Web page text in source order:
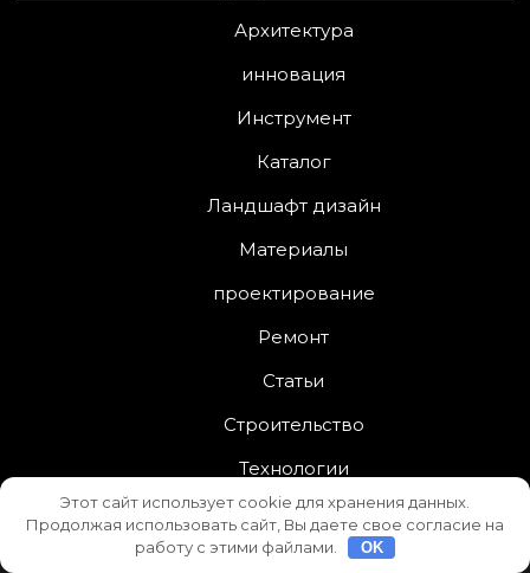
Архитектура
инновация
Инструмент
Каталог
Ландшафт дизайн
Материалы
проектирование
Ремонт
Статьи
Строительство
Технологии
Interior Servicesот Asterthemes | На платформе
Этот сайт использует cookie для хранения данных.
Продолжая использовать сайт, Вы даете свое согласие на
работу с этими файлами.
OK